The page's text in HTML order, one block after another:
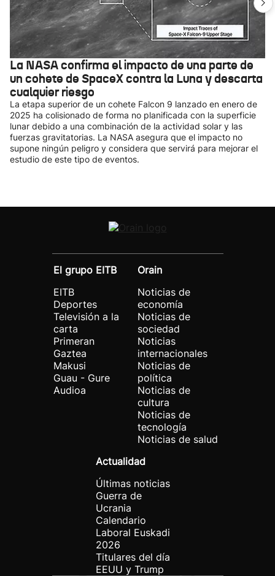
La NASA confirma el impacto de una parte de
un cohete de SpaceX contra la Luna y descarta
cualquier riesgo
La etapa superior de un cohete Falcon 9 lanzado en enero de
2025 ha colisionado de forma no planificada con la superficie
lunar debido a una combinación de la actividad solar y las
fuerzas gravitatorias. La NASA asegura que el impacto no
supone ningún peligro y considera que servirá para mejorar el
estudio de este tipo de eventos.
El grupo EITB
EITB
Deportes
Televisión a la
carta
Primeran
Gaztea
Makusi
Guau - Gure
Audioa
Orain
Noticias de
economía
Noticias de
sociedad
Noticias
internacionales
Noticias de
política
Noticias de
cultura
Noticias de
tecnología
Noticias de salud
Actualidad
Últimas noticias
Guerra de
Ucrania
Calendario
Laboral Euskadi
2026
Titulares del día
EEUU y Trump